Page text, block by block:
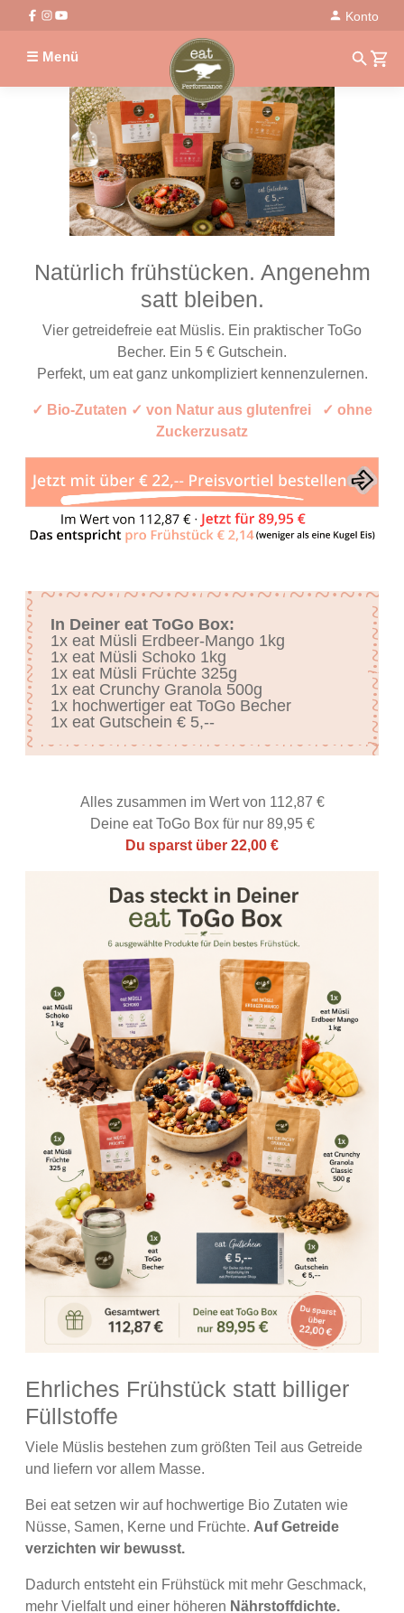
Konto
☰ Menü
Natürlich frühstücken. Angenehm
satt bleiben.
Vier getreidefreie eat Müslis. Ein praktischer ToGo
Becher. Ein 5 € Gutschein.
Perfekt, um eat ganz unkompliziert kennenzulernen.
✓ Bio-Zutaten ✓ von Natur aus glutenfrei ✓ ohne
Zuckerzusatz
In Deiner eat ToGo Box:
1x eat Müsli Erdbeer-Mango 1kg
1x eat Müsli Schoko 1kg
1x eat Müsli Früchte 325g
1x eat Crunchy Granola 500g
1x hochwertiger eat ToGo Becher
1x eat Gutschein € 5,--
Alles zusammen im Wert von 112,87 €
Deine eat ToGo Box für nur 89,95 €
Du sparst über 22,00 €
Ehrliches Frühstück statt billiger
Füllstoffe
Viele Müslis bestehen zum größten Teil aus Getreide
und liefern vor allem Masse.
Bei eat setzen wir auf hochwertige Bio Zutaten wie
Nüsse, Samen, Kerne und Früchte. Auf Getreide
verzichten wir bewusst.
Dadurch entsteht ein Frühstück mit mehr Geschmack,
mehr Vielfalt und einer höheren Nährstoffdichte.